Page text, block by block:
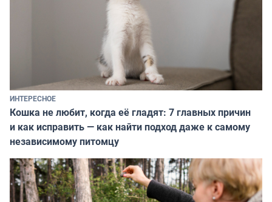
ИНТЕРЕСНОЕ
Кошка не любит, когда её гладят: 7 главных причин
и как исправить — как найти подход даже к самому
независимому питомцу